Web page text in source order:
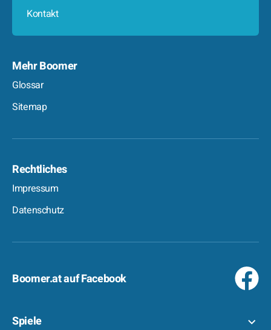
Kontakt
Mehr Boomer
Glossar
Sitemap
Rechtliches
Impressum
Datenschutz
Boomer.at auf Facebook
Spiele